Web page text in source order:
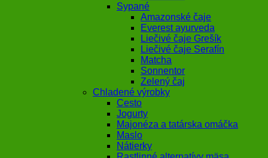
Sypané
Amazonské čaje
Everest ayurveda
Liečivé čaje Grešík
Liečivé čaje Serafín
Matcha
Sonnentor
Zelený čaj
Chladené výrobky
Cesto
Jogurty
Majonéza a tatárska omáčka
Maslo
Nátierky